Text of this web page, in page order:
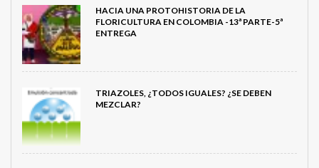
HACIA UNA PROTOHISTORIA DE LA
FLORICULTURA EN COLOMBIA -13ª PARTE-5ª
ENTREGA
TRIAZOLES, ¿TODOS IGUALES? ¿SE DEBEN
MEZCLAR?